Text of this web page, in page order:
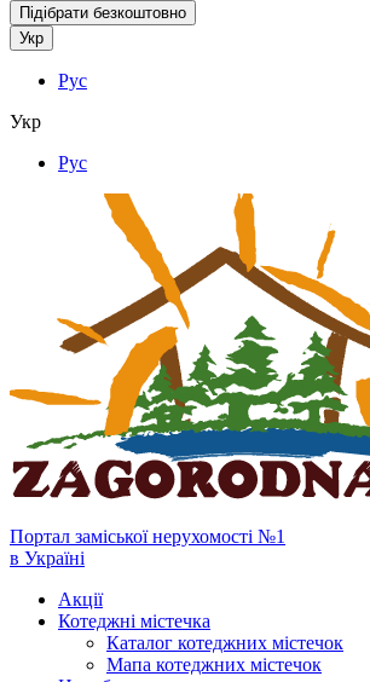
Підібрати безкоштовно
Укр
Рус
Укр
Рус
Портал заміської нерухомості №1
в Україні
Акції
Котеджні містечка
Каталог котеджних містечок
Мапа котеджних містечок